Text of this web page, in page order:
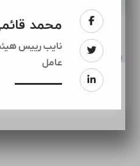
محمد
نایب رییس
عامل